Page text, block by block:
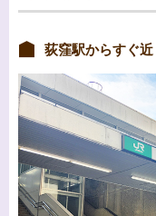
荻窪駅からすぐ